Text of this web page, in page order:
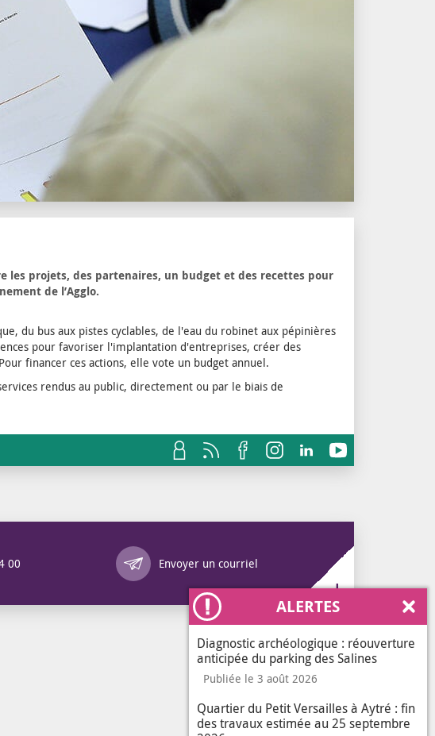
ALERTES
Diagnostic archéologique : réouverture
anticipée du parking des Salines
Publiée le 3 août 2026
Quartier du Petit Versailles à Aytré : fin
des travaux estimée au 25 septembre
projets, des partenaires, un budget et des recettes pour
de l’Agglo.
du bus aux pistes cyclables, de l'eau du robinet aux pépinières
pour favoriser l'implantation d'entreprises, créer des
financer ces actions, elle vote un budget annuel.
rendus au public, directement ou par le biais de
00 Envoyer un courriel
Annuaire des services